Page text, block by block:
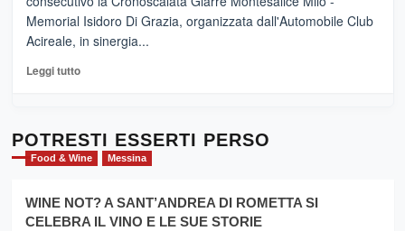
medievali
adesso
Pasta
–
Sicilia
l’
evento
per
la
filiera
Memorial Isidoro Di Grazia, organizzata dall'Automobile Club
Acireale, in sinergia...
Leggi tuttoLeggi
Cronoscalata
Giarre
Montesalice
per
il
POTRESTI ESSERTI PERSO
Food & Wine Messina
WINE NOT? A SANT’ANDREA DI ROMETTA SI
CELEBRA IL VINO E LE SUE STORIE